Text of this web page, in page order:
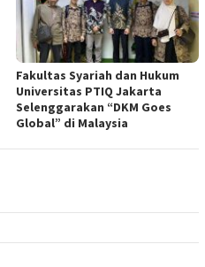
Fakultas Syariah dan Hukum
Universitas PTIQ Jakarta
Selenggarakan “DKM Goes
Global” di Malaysia